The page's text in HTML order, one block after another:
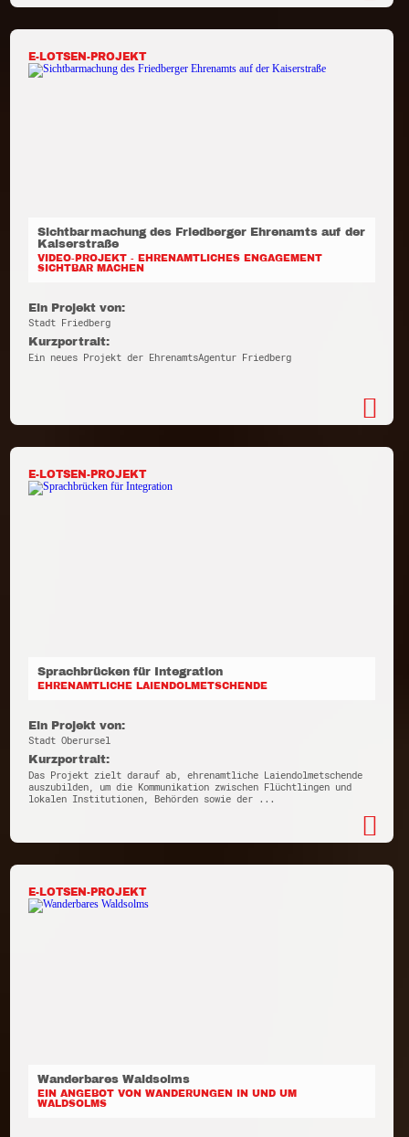
E-LOTSEN-PROJEKT
Sichtbarmachung des Friedberger Ehrenamts auf der
Kaiserstraße
VIDEO-PROJEKT - EHRENAMTLICHES ENGAGEMENT
SICHTBAR MACHEN
Ein Projekt von:
Stadt Friedberg
Kurzportrait:
Ein neues Projekt der EhrenamtsAgentur Friedberg
E-LOTSEN-PROJEKT
Sprachbrücken für Integration
EHRENAMTLICHE LAIENDOLMETSCHENDE
Ein Projekt von:
Stadt Oberursel
Kurzportrait:
Das Projekt zielt darauf ab, ehrenamtliche Laiendolmetschende
auszubilden, um die Kommunikation zwischen Flüchtlingen und
lokalen Institutionen, Behörden sowie der ...
E-LOTSEN-PROJEKT
Wanderbares Waldsolms
EIN ANGEBOT VON WANDERUNGEN IN UND UM
WALDSOLMS